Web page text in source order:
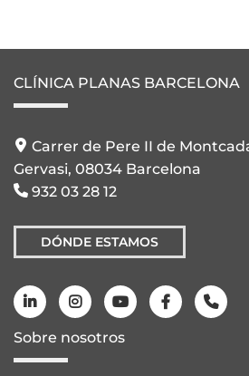
CLÍNICA PLANAS BARCELONA
Carrer de Pere II de
Gervasi, 08034 Barcelona
932 03 28 12
DÓNDE ESTAMOS
Sobre nosotros